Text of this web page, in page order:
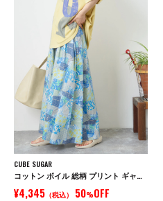
CUBE SUGAR
コットン ボイル 総柄 プリント ギャザー スカート
¥4,345 （税込） 50%OFF